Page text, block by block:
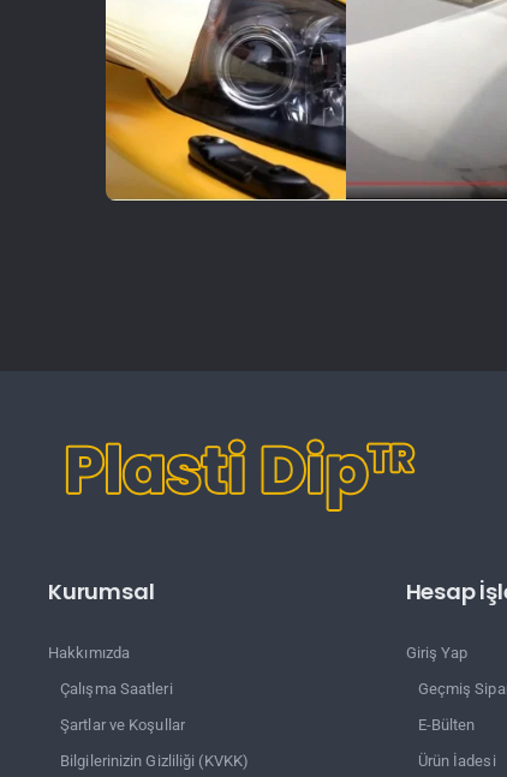
Kurumsal
Hakkımızda
Çalışma Saatleri
Şartlar ve Koşullar
Bilgilerinizin Gizliliği (KVKK)
Hesap
Giriş Yap
Geçmiş
E-Bülten
Ürün İadesi